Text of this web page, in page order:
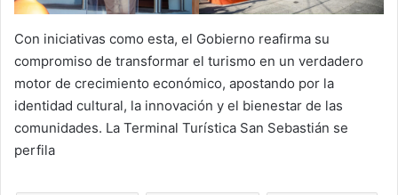
Con iniciativas como esta, el Gobierno reafirma su
compromiso de transformar el turismo en un verdadero
motor de crecimiento económico, apostando por la
identidad cultural, la innovación y el bienestar de las
comunidades. La Terminal Turística San Sebastián se
perfila